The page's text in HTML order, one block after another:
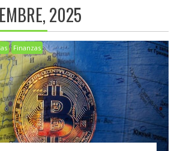
2025
Finanzas